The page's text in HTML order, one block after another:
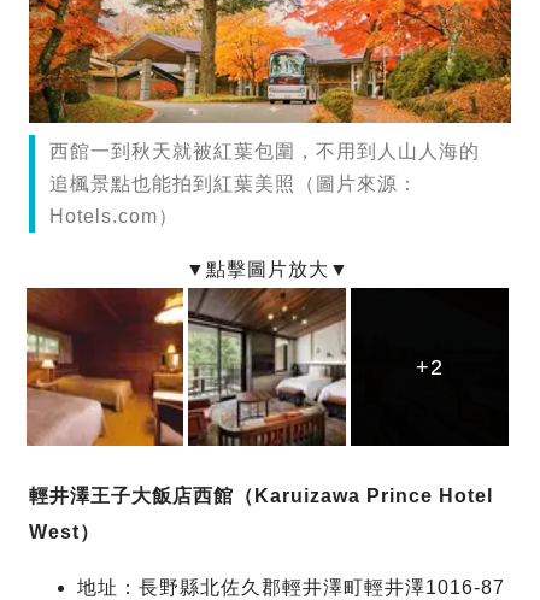
西館一到秋天就被紅葉包圍，不用到人山人海的
追楓景點也能拍到紅葉美照（圖片來源：
Hotels.com）
+2
+2
+2
輕井澤王子大飯店西館（Karuizawa Prince Hotel
West）
地址：長野縣北佐久郡輕井澤町輕井澤1016-87